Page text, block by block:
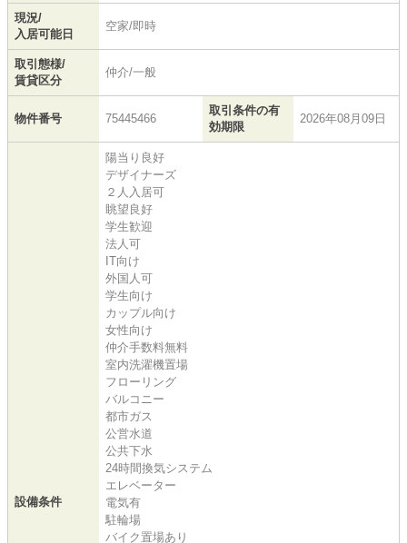
現況/
入居可能日
空家/即時
取引態様/
賃貸区分
仲介/一般
物件番号 75445466
取引条件の有
効期限
2026年08月09日
設備条件
陽当り良好
デザイナーズ
２人入居可
眺望良好
学生歓迎
法人可
IT向け
外国人可
学生向け
カップル向け
女性向け
仲介手数料無料
室内洗濯機置場
フローリング
バルコニー
都市ガス
公営水道
公共下水
24時間換気システム
エレベーター
電気有
駐輪場
バイク置場あり